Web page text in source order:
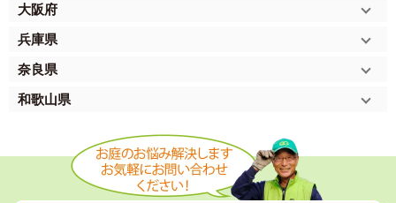
大阪府
兵庫県
奈良県
和歌山県